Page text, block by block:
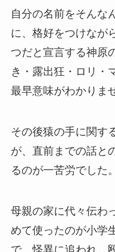
自分の名前をそんな
に、格好をつけなが
つだと宣言する神原
き・露出狂・ロリ・
最早意味がわかりま
その後猿の手に関す
が、直前までの話と
るのが一苦労でした。
母親の家に代々伝わ
めて使ったのが小学
で、怪異に追われ、